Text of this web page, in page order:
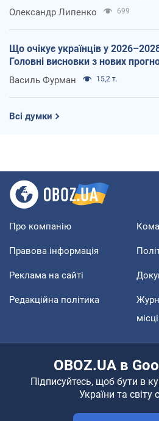
Олександр Липенко 699
Що очікує українців у
Головні висновки з нових
Василь Фурман 15,2 т.
Всі думки
Про компанію
Правова інформація
Реклама на сайті
Редакційна політика
OBOZ.UA в
Підписуйтесь, щоб бути в
України та світу